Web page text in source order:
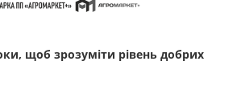
щоб зрозуміти рівень добрих